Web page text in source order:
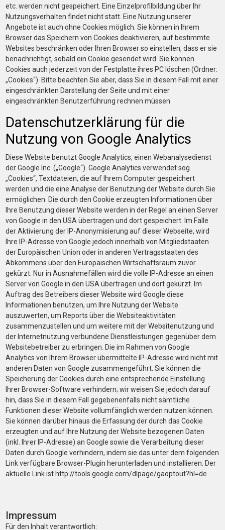
etc. werden nicht gespeichert. Eine Einzelprofilbildung über Ihr
Nutzungsverhalten findet nicht statt. Eine Nutzung unserer
Angebote ist auch ohne Cookies möglich. Sie können in Ihrem
Browser das Speichern von Cookies deaktivieren, auf bestimmte
Websites beschränken oder Ihren Browser so einstellen, dass er sie
benachrichtigt, sobald ein Cookie gesendet wird. Sie können
Cookies auch jederzeit von der Festplatte ihres PC löschen (Ordner:
„Cookies“). Bitte beachten Sie aber, dass Sie in diesem Fall mit einer
eingeschränkten Darstellung der Seite und mit einer
eingeschränkten Benutzerführung rechnen müssen.
Datenschutzerklärung für die
Nutzung von Google Analytics
Diese Website benutzt Google Analytics, einen Webanalysedienst
der Google Inc. („Google“). Google Analytics verwendet sog.
„Cookies“, Textdateien, die auf Ihrem Computer gespeichert
werden und die eine Analyse der Benutzung der Website durch Sie
ermöglichen. Die durch den Cookie erzeugten Informationen über
Ihre Benutzung dieser Website werden in der Regel an einen Server
von Google in den USA übertragen und dort gespeichert. Im Falle
der Aktivierung der IP-Anonymisierung auf dieser Webseite, wird
Ihre IP-Adresse von Google jedoch innerhalb von Mitgliedstaaten
der Europäischen Union oder in anderen Vertragsstaaten des
Abkommens über den Europäischen Wirtschaftsraum zuvor
gekürzt. Nur in Ausnahmefällen wird die volle IP-Adresse an einen
Server von Google in den USA übertragen und dort gekürzt. Im
Auftrag des Betreibers dieser Website wird Google diese
Informationen benutzen, um Ihre Nutzung der Website
auszuwerten, um Reports über die Websiteaktivitäten
zusammenzustellen und um weitere mit der Websitenutzung und
der Internetnutzung verbundene Dienstleistungen gegenüber dem
Websitebetreiber zu erbringen. Die im Rahmen von Google
Analytics von Ihrem Browser übermittelte IP-Adresse wird nicht mit
anderen Daten von Google zusammengeführt. Sie können die
Speicherung der Cookies durch eine entsprechende Einstellung
Ihrer Browser-Software verhindern; wir weisen Sie jedoch darauf
hin, dass Sie in diesem Fall gegebenenfalls nicht sämtliche
Funktionen dieser Website vollumfänglich werden nutzen können.
Sie können darüber hinaus die Erfassung der durch das Cookie
erzeugten und auf Ihre Nutzung der Website bezogenen Daten
(inkl. Ihrer IP-Adresse) an Google sowie die Verarbeitung dieser
Daten durch Google verhindern, indem sie das unter dem folgenden
Link verfügbare Browser-Plugin herunterladen und installieren. Der
aktuelle Link ist http://tools.google.com/dlpage/gaoptout?hl=de
Impressum
Für den Inhalt verantwortlich: